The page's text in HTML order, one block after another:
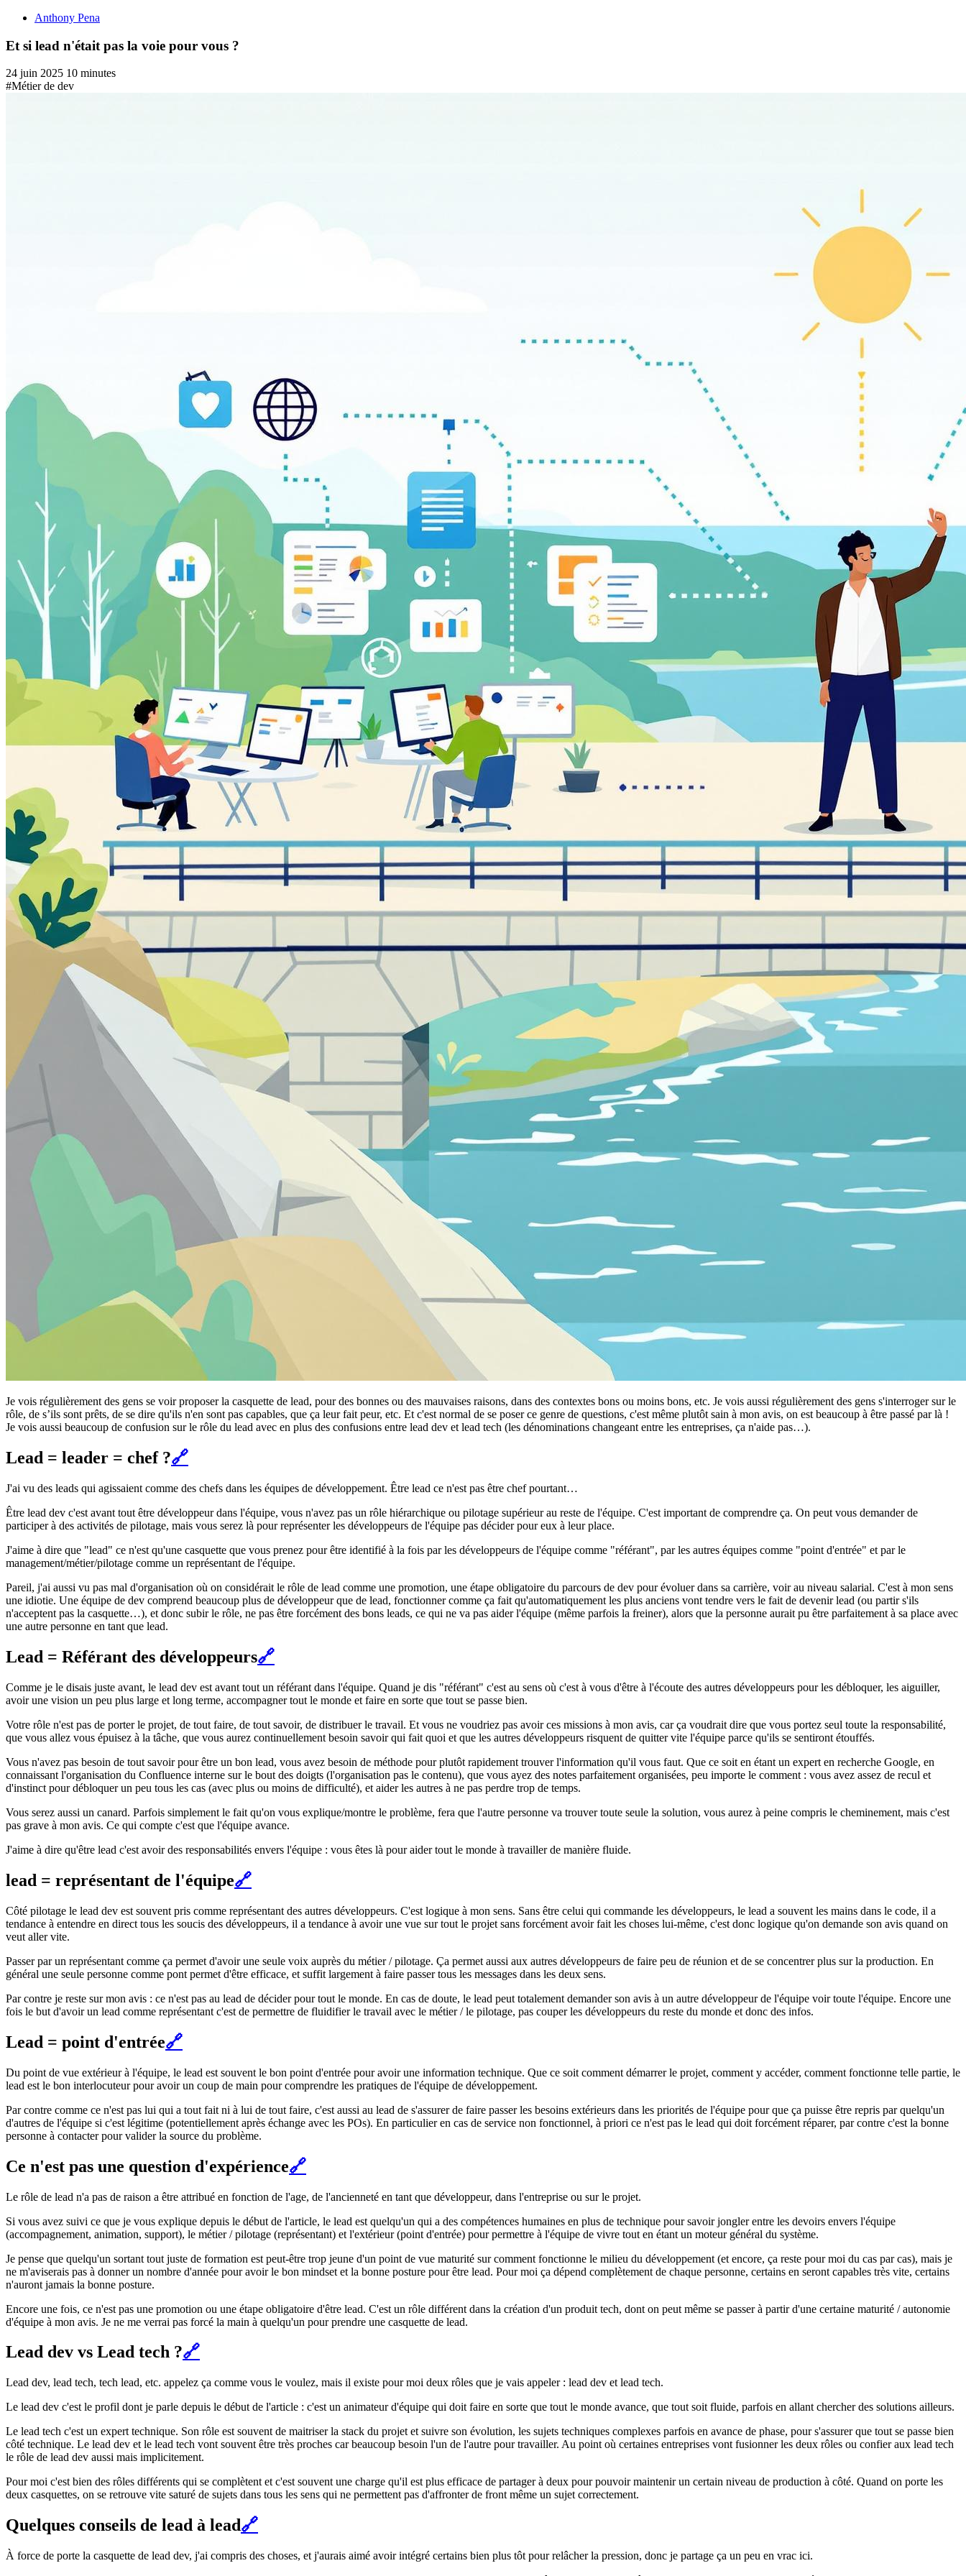
Anthony Pena
Et si lead n'était pas la voie pour vous ?
24 juin 2025 10 minutes
#Métier de dev
Je vois régulièrement des gens se voir proposer la casquette de lead, pour des bonnes ou des mauvaises raisons, dans des contextes bons ou moins bons, etc. Je vois aussi régulièrement des gens s'interroger sur le
rôle, de s’ils sont prêts, de se dire qu'ils n'en sont pas capables, que ça leur fait peur, etc. Et c'est normal de se poser ce genre de questions, c'est même plutôt sain à mon avis, on est beaucoup à être passé par là !
Je vois aussi beaucoup de confusion sur le rôle du lead avec en plus des confusions entre lead dev et lead tech (les dénominations changeant entre les entreprises, ça n'aide pas…).
Lead = leader = chef ?🔗
J'ai vu des leads qui agissaient comme des chefs dans les équipes de développement. Être lead ce n'est pas être chef pourtant…
Être lead dev c'est avant tout être développeur dans l'équipe, vous n'avez pas un rôle hiérarchique ou pilotage supérieur au reste de l'équipe. C'est important de comprendre ça. On peut vous demander de
participer à des activités de pilotage, mais vous serez là pour représenter les développeurs de l'équipe pas décider pour eux à leur place.
J'aime à dire que "lead" ce n'est qu'une casquette que vous prenez pour être identifié à la fois par les développeurs de l'équipe comme "référant", par les autres équipes comme "point d'entrée" et par le
management/métier/pilotage comme un représentant de l'équipe.
Pareil, j'ai aussi vu pas mal d'organisation où on considérait le rôle de lead comme une promotion, une étape obligatoire du parcours de dev pour évoluer dans sa carrière, voir au niveau salarial. C'est à mon sens
une idiotie. Une équipe de dev comprend beaucoup plus de développeur que de lead, fonctionner comme ça fait qu'automatiquement les plus anciens vont tendre vers le fait de devenir lead (ou partir s'ils
n'acceptent pas la casquette…), et donc subir le rôle, ne pas être forcément des bons leads, ce qui ne va pas aider l'équipe (même parfois la freiner), alors que la personne aurait pu être parfaitement à sa place avec
une autre personne en tant que lead.
Lead = Référant des développeurs🔗
Comme je le disais juste avant, le lead dev est avant tout un référant dans l'équipe. Quand je dis "référant" c'est au sens où c'est à vous d'être à l'écoute des autres développeurs pour les débloquer, les aiguiller,
avoir une vision un peu plus large et long terme, accompagner tout le monde et faire en sorte que tout se passe bien.
Votre rôle n'est pas de porter le projet, de tout faire, de tout savoir, de distribuer le travail. Et vous ne voudriez pas avoir ces missions à mon avis, car ça voudrait dire que vous portez seul toute la responsabilité,
que vous allez vous épuisez à la tâche, que vous aurez continuellement besoin savoir qui fait quoi et que les autres développeurs risquent de quitter vite l'équipe parce qu'ils se sentiront étouffés.
Vous n'avez pas besoin de tout savoir pour être un bon lead, vous avez besoin de méthode pour plutôt rapidement trouver l'information qu'il vous faut. Que ce soit en étant un expert en recherche Google, en
connaissant l'organisation du Confluence interne sur le bout des doigts (l'organisation pas le contenu), que vous ayez des notes parfaitement organisées, peu importe le comment : vous avez assez de recul et
d'instinct pour débloquer un peu tous les cas (avec plus ou moins de difficulté), et aider les autres à ne pas perdre trop de temps.
Vous serez aussi un canard. Parfois simplement le fait qu'on vous explique/montre le problème, fera que l'autre personne va trouver toute seule la solution, vous aurez à peine compris le cheminement, mais c'est
pas grave à mon avis. Ce qui compte c'est que l'équipe avance.
J'aime à dire qu'être lead c'est avoir des responsabilités envers l'équipe : vous êtes là pour aider tout le monde à travailler de manière fluide.
lead = représentant de l'équipe🔗
Côté pilotage le lead dev est souvent pris comme représentant des autres développeurs. C'est logique à mon sens. Sans être celui qui commande les développeurs, le lead a souvent les mains dans le code, il a
tendance à entendre en direct tous les soucis des développeurs, il a tendance à avoir une vue sur tout le projet sans forcément avoir fait les choses lui-même, c'est donc logique qu'on demande son avis quand on
veut aller vite.
Passer par un représentant comme ça permet d'avoir une seule voix auprès du métier / pilotage. Ça permet aussi aux autres développeurs de faire peu de réunion et de se concentrer plus sur la production. En
général une seule personne comme pont permet d'être efficace, et suffit largement à faire passer tous les messages dans les deux sens.
Par contre je reste sur mon avis : ce n'est pas au lead de décider pour tout le monde. En cas de doute, le lead peut totalement demander son avis à un autre développeur de l'équipe voir toute l'équipe. Encore une
fois le but d'avoir un lead comme représentant c'est de permettre de fluidifier le travail avec le métier / le pilotage, pas couper les développeurs du reste du monde et donc des infos.
Lead = point d'entrée🔗
Du point de vue extérieur à l'équipe, le lead est souvent le bon point d'entrée pour avoir une information technique. Que ce soit comment démarrer le projet, comment y accéder, comment fonctionne telle partie, le
lead est le bon interlocuteur pour avoir un coup de main pour comprendre les pratiques de l'équipe de développement.
Par contre comme ce n'est pas lui qui a tout fait ni à lui de tout faire, c'est aussi au lead de s'assurer de faire passer les besoins extérieurs dans les priorités de l'équipe pour que ça puisse être repris par quelqu'un
d'autres de l'équipe si c'est légitime (potentiellement après échange avec les POs). En particulier en cas de service non fonctionnel, à priori ce n'est pas le lead qui doit forcément réparer, par contre c'est la bonne
personne à contacter pour valider la source du problème.
Ce n'est pas une question d'expérience🔗
Le rôle de lead n'a pas de raison a être attribué en fonction de l'age, de l'ancienneté en tant que développeur, dans l'entreprise ou sur le projet.
Si vous avez suivi ce que je vous explique depuis le début de l'article, le lead est quelqu'un qui a des compétences humaines en plus de technique pour savoir jongler entre les devoirs envers l'équipe
(accompagnement, animation, support), le métier / pilotage (représentant) et l'extérieur (point d'entrée) pour permettre à l'équipe de vivre tout en étant un moteur général du système.
Je pense que quelqu'un sortant tout juste de formation est peut-être trop jeune d'un point de vue maturité sur comment fonctionne le milieu du développement (et encore, ça reste pour moi du cas par cas), mais je
ne m'aviserais pas à donner un nombre d'année pour avoir le bon mindset et la bonne posture pour être lead. Pour moi ça dépend complètement de chaque personne, certains en seront capables très vite, certains
n'auront jamais la bonne posture.
Encore une fois, ce n'est pas une promotion ou une étape obligatoire d'être lead. C'est un rôle différent dans la création d'un produit tech, dont on peut même se passer à partir d'une certaine maturité / autonomie
d'équipe à mon avis. Je ne me verrai pas forcé la main à quelqu'un pour prendre une casquette de lead.
Lead dev vs Lead tech ?🔗
Lead dev, lead tech, tech lead, etc. appelez ça comme vous le voulez, mais il existe pour moi deux rôles que je vais appeler : lead dev et lead tech.
Le lead dev c'est le profil dont je parle depuis le début de l'article : c'est un animateur d'équipe qui doit faire en sorte que tout le monde avance, que tout soit fluide, parfois en allant chercher des solutions ailleurs.
Le lead tech c'est un expert technique. Son rôle est souvent de maitriser la stack du projet et suivre son évolution, les sujets techniques complexes parfois en avance de phase, pour s'assurer que tout se passe bien
côté technique. Le lead dev et le lead tech vont souvent être très proches car beaucoup besoin l'un de l'autre pour travailler. Au point où certaines entreprises vont fusionner les deux rôles ou confier aux lead tech
le rôle de lead dev aussi mais implicitement.
Pour moi c'est bien des rôles différents qui se complètent et c'est souvent une charge qu'il est plus efficace de partager à deux pour pouvoir maintenir un certain niveau de production à côté. Quand on porte les
deux casquettes, on se retrouve vite saturé de sujets dans tous les sens qui ne permettent pas d'affronter de front même un sujet correctement.
Quelques conseils de lead à lead🔗
À force de porte la casquette de lead dev, j'ai compris des choses, et j'aurais aimé avoir intégré certains bien plus tôt pour relâcher la pression, donc je partage ça un peu en vrac ici.